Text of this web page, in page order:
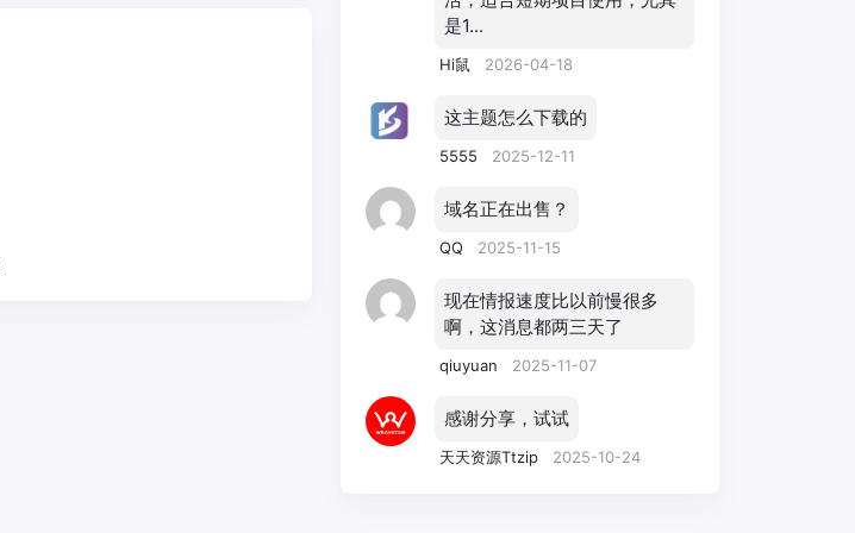
是1...
Hi鼠 2026-04-18
这主题怎么下载的
5555 2025-12-11
域名正在出售？
QQ 2025-11-15
现在情报速度比以前慢很多
啊，这消息都两三天了
qiuyuan 2025-11-07
感谢分享，试试
天天资源Ttzip 2025-10-24